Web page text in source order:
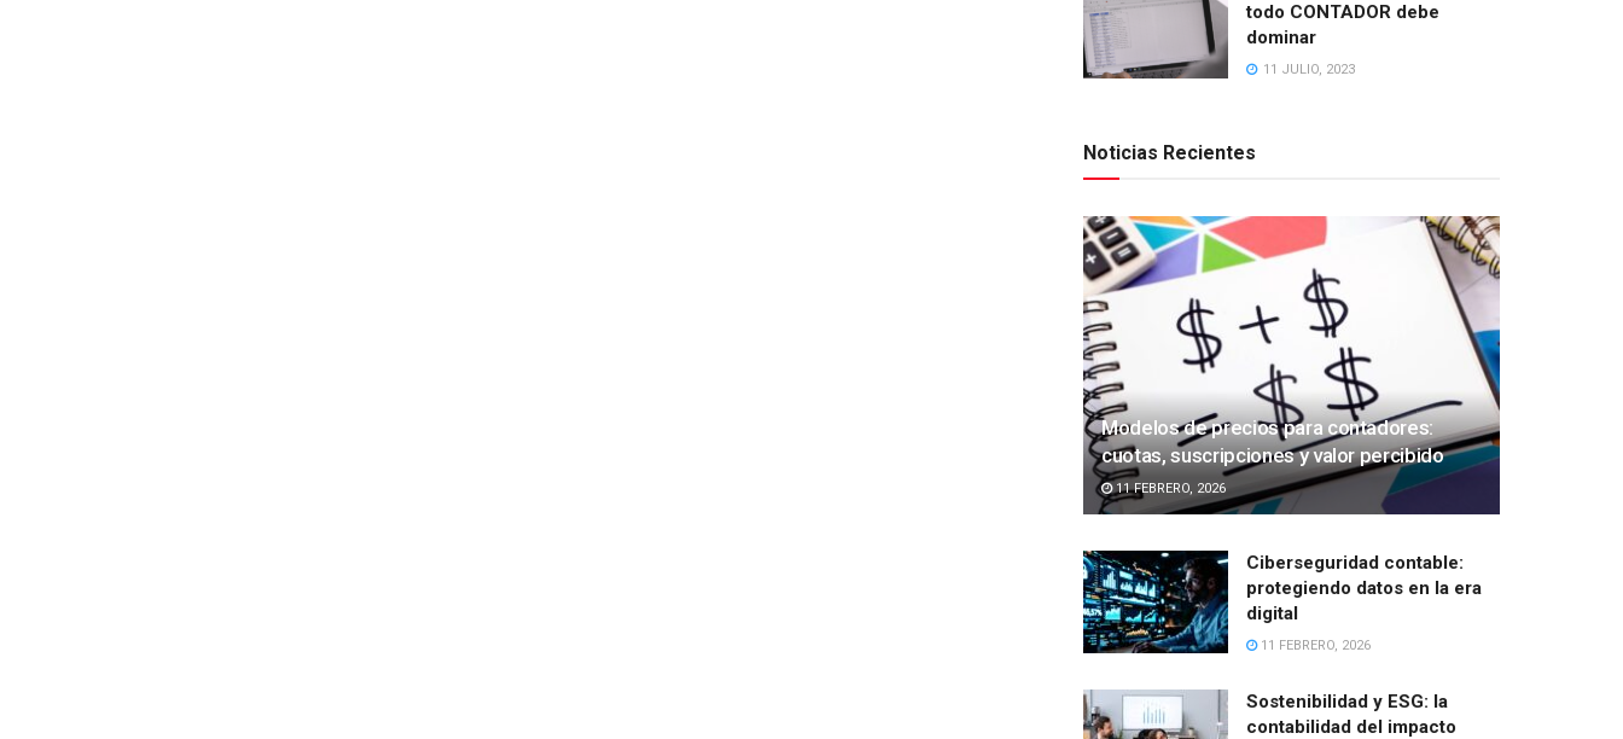
todo CONTADOR debe
dominar
11 JULIO, 2023
Noticias Recientes
Modelos de precios para contadores:
cuotas, suscripciones y valor percibido
11 FEBRERO, 2026
Ciberseguridad contable:
protegiendo datos en la era
digital
11 FEBRERO, 2026
Sostenibilidad y ESG: la
contabilidad del impacto